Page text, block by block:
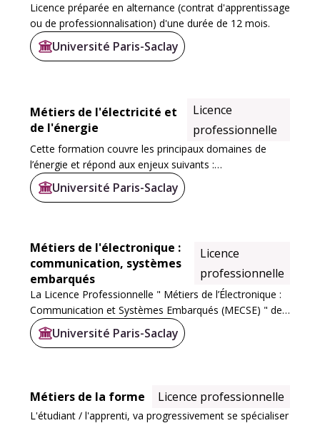
Licence préparée en alternance (contrat d'apprentissage
ou de professionnalisation) d'une durée de 12 mois.
Université Paris-Saclay
Métiers de l'électricité et
de l'énergie
Licence
professionnelle
Cette formation couvre les principaux domaines de
l’énergie et répond aux enjeux suivants :
• secteur du bâtiment : diagnostic de performance
Université Paris-Saclay
Métiers de l'électronique :
communication, systèmes
embarqués
Licence
professionnelle
La Licence Professionnelle " Métiers de l’Électronique :
Communication et Systèmes Embarqués (MECSE) " de
l'IUT de Cachan comporte un parcours "Systèmes
Embarqués et Supervision par Applications...
Université Paris-Saclay
Métiers de la forme Licence professionnelle
L'étudiant / l'apprenti, va progressivement se spécialiser